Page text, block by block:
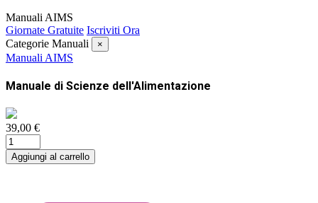
Manuali AIMS
Giornate Gratuite Iscriviti Ora
Categorie Manuali
×
Manuali AIMS
Manuale di Scienze dell'Alimentazione
39,00 €
Aggiungi al carrello